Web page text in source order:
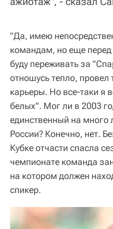
"Да, имею
командам, но еще
буду переживать за
отношусь тепло,
карьеры. Но все-таки я
белых". Мог ли в 2003
единственный на много
России? Конечно, нет.
Кубке отчасти спасла
чемпионате команда
на котором должен
спикер.